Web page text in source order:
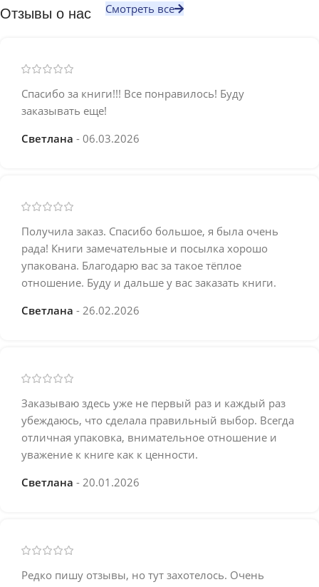
Отзывы о нас Смотреть все
Спасибо за книги!!! Все понравилось! Буду
заказывать еще!
Светлана
06.03.2026
Получила заказ. Спасибо большое, я была очень
рада! Книги замечательные и посылка хорошо
упакована. Благодарю вас за такое тёплое
отношение. Буду и дальше у вас заказать книги.
Светлана
26.02.2026
Заказываю здесь уже не первый раз и каждый раз
убеждаюсь, что сделала правильный выбор. Всегда
отличная упаковка, внимательное отношение и
уважение к книге как к ценности.
Светлана
20.01.2026
Редко пишу отзывы, но тут захотелось. Очень